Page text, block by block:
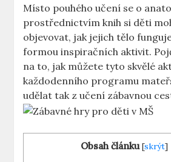
Místo ‌pouhého učení se o
prostřednictvím knih ⁣si děti
objevovat, jak ⁣jejich tělo
⁣formou inspiračních aktivit.
na to, ⁤jak ⁣můžete tyto skvělé
každodenního programu⁢
udělat tak z učení zábavnou
Obsah článku [skrýt]